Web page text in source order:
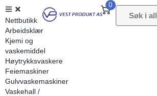
0
Nettbutikk
Arbeidsklær
Kjemi og
vaskemiddel
Høytrykksvaskere
Feiemaskiner
Gulvvaskemaskiner
Vaskehall /